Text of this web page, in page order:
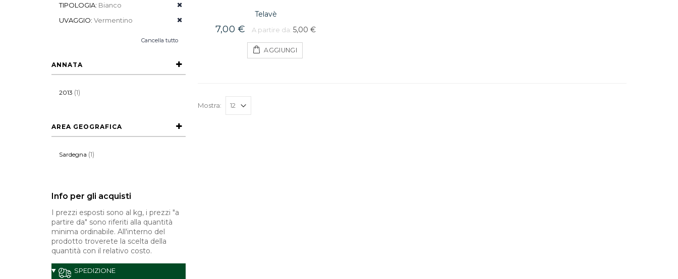
Telavè
7,00 € A partire da: 5,00 €
AGGIUNGI
Mostra:
TIPOLOGIA: Bianco
UVAGGIO: Vermentino
Cancella tutto
ANNATA
2013 (1)
AREA GEOGRAFICA
Sardegna (1)
Info per gli acquisti
I prezzi esposti sono al kg, i prezzi "a
partire da" sono riferiti alla quantità
minima ordinabile. All'interno del
prodotto troverete la scelta della
quantità con il relativo costo.
SPEDIZIONE